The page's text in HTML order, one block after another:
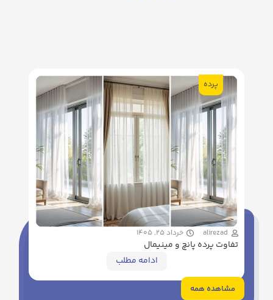
پرده
alirezad خرداد 25, 1405
تفاوت پرده پانچ و مینیمال
ادامه مطلب
مشاهده همه